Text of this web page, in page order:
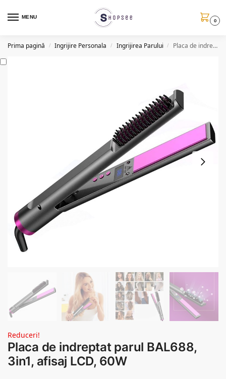
MENU
0
Prima pagină / Ingrijire Personala / Ingrijirea Parului / Placa de indreptat parul BAL688, 3in1, afisaj LCD, 60W
Reduceri!
Placa de indreptat parul BAL688,
3in1, afisaj LCD, 60W